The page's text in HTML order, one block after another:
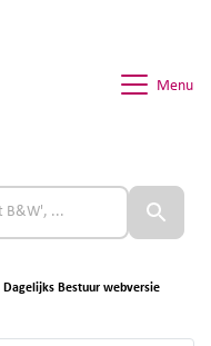
Menu
Dagelijks Bestuur webversie